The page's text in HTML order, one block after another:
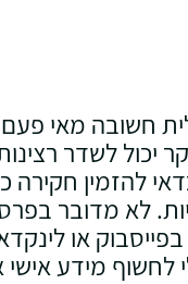
חשובה מאי
לשדר
להזמין חקירה
לא מדובר
או
מידע אישי